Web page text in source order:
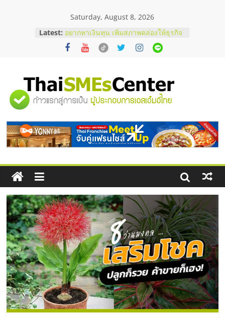
Saturday, August 8, 2026
Latest: บริษัท Cybersecurity ในไทยที่ไหนดี?
วิธีเลือกผู้ให้บริการให้คุ้มค่าและตอบ
โจทย์ธุรกิจ
สัมมนาออนไลน์ โอกาสบริหารสถานี
บริการน้ำมัน Shell
สัมมนาลงทุน แฟรนไชส์ยอนนี่
ไชส์ ครั้งที่ 8
ร้านเครื่องเสียงคุณภาพสูง พร้อม
โซลูชันระบบภาพและเสียง
"ศูนย์
รวม
ข้อมูล
ธุรกิจ
SME
แห่ง
ประเทศไทย,
ThaiSMEsCenter,